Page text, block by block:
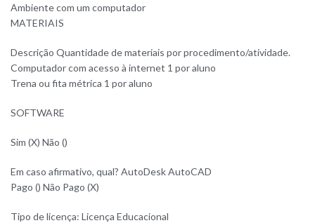
Ambiente com um computador
MATERIAIS
Descrição Quantidade de materiais por procedimento/atividade.
Computador com acesso à internet 1 por aluno
Trena ou fita métrica 1 por aluno
SOFTWARE
Sim (X) Não ()
Em caso afirmativo, qual? AutoDesk AutoCAD
Pago () Não Pago (X)
Tipo de licença: Licença Educacional